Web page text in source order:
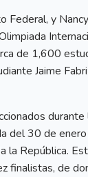
y
de 1,600
Jaime
del 30 de
República.
finalistas, de